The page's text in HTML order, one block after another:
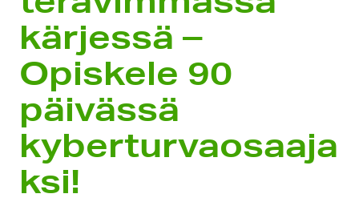
kärjessä –
Opiskele 90
päivässä
kyberturvaosaaja
ksi!